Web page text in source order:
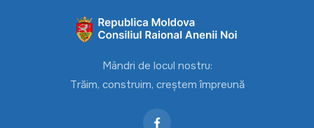
Mândri de locul nostru:
Trăim, construim, creștem împreună